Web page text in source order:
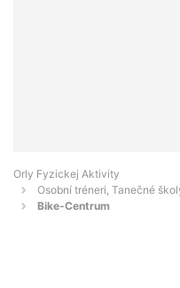
Orly Fyzickej Aktivity
Osobní tréneri, Tanečné
Bike-Centrum